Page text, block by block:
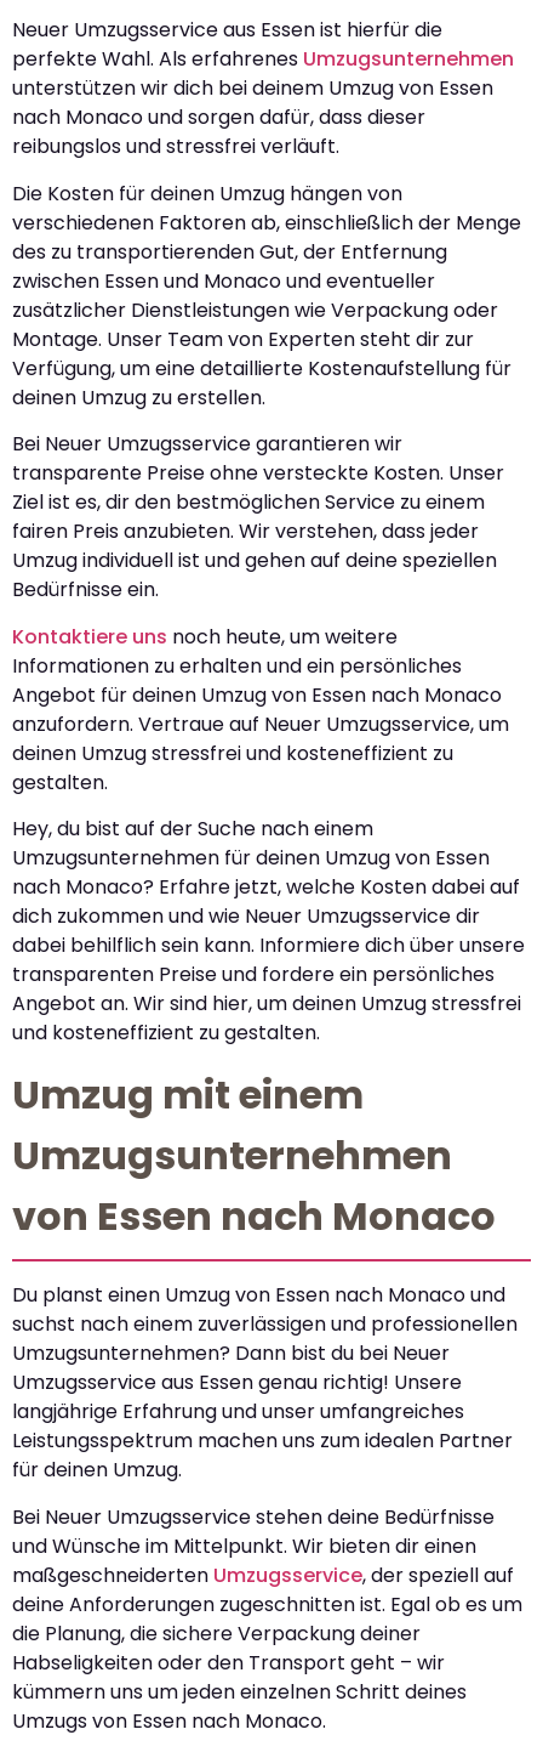
Neuer Umzugsservice aus Essen ist hierfür die
perfekte Wahl. Als erfahrenes Umzugsunternehmen
unterstützen wir dich bei deinem Umzug von Essen
nach Monaco und sorgen dafür, dass dieser
reibungslos und stressfrei verläuft.
Die Kosten für deinen Umzug hängen von
verschiedenen Faktoren ab, einschließlich der Menge
des zu transportierenden Gut, der Entfernung
zwischen Essen und Monaco und eventueller
zusätzlicher Dienstleistungen wie Verpackung oder
Montage. Unser Team von Experten steht dir zur
Verfügung, um eine detaillierte Kostenaufstellung für
deinen Umzug zu erstellen.
Bei Neuer Umzugsservice garantieren wir
transparente Preise ohne versteckte Kosten. Unser
Ziel ist es, dir den bestmöglichen Service zu einem
fairen Preis anzubieten. Wir verstehen, dass jeder
Umzug individuell ist und gehen auf deine speziellen
Bedürfnisse ein.
Kontaktiere uns noch heute, um weitere
Informationen zu erhalten und ein persönliches
Angebot für deinen Umzug von Essen nach Monaco
anzufordern. Vertraue auf Neuer Umzugsservice, um
deinen Umzug stressfrei und kosteneffizient zu
gestalten.
Hey, du bist auf der Suche nach einem
Umzugsunternehmen für deinen Umzug von Essen
nach Monaco? Erfahre jetzt, welche Kosten dabei auf
dich zukommen und wie Neuer Umzugsservice dir
dabei behilflich sein kann. Informiere dich über unsere
transparenten Preise und fordere ein persönliches
Angebot an. Wir sind hier, um deinen Umzug stressfrei
und kosteneffizient zu gestalten.
Umzug mit einem
Umzugsunternehmen
von Essen nach Monaco
Du planst einen Umzug von Essen nach Monaco und
suchst nach einem zuverlässigen und professionellen
Umzugsunternehmen? Dann bist du bei Neuer
Umzugsservice aus Essen genau richtig! Unsere
langjährige Erfahrung und unser umfangreiches
Leistungsspektrum machen uns zum idealen Partner
für deinen Umzug.
Bei Neuer Umzugsservice stehen deine Bedürfnisse
und Wünsche im Mittelpunkt. Wir bieten dir einen
maßgeschneiderten Umzugsservice, der speziell auf
deine Anforderungen zugeschnitten ist. Egal ob es um
die Planung, die sichere Verpackung deiner
Habseligkeiten oder den Transport geht – wir
kümmern uns um jeden einzelnen Schritt deines
Umzugs von Essen nach Monaco.